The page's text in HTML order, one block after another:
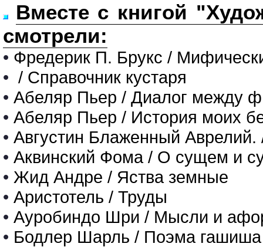
Вместе с книгой
смотрели:
• Фредерик П. Брукс /
• / Справочник кустаря
• Абеляр Пьер / Диалог между
• Абеляр Пьер / История моих
• Августин Блаженный Аврелий.
• Аквинский Фома / О сущем и
• Жид Андре / Яства земные
• Аристотель / Труды
• Ауробиндо Шри / Мысли и
• Бодлер Шарль / Поэма гашиша